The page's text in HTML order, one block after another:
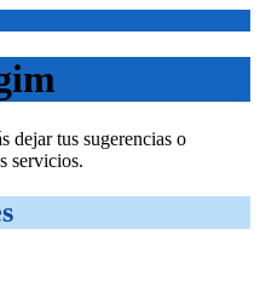
dejar tus sugerencias o
servicios.